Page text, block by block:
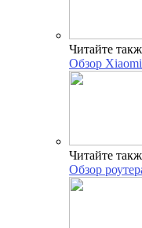
Читайте
Обзор
Читайте
Обзор